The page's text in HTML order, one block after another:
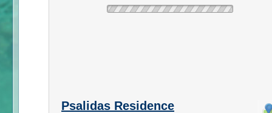
Psalidas Residence